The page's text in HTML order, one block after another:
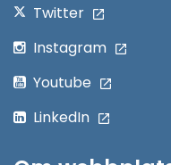
Twitter
Instagram
Youtube
LinkedIn